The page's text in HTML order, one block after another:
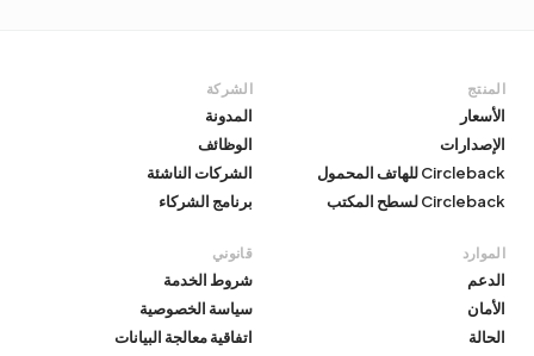
المنتج
الأسعار
الإصدارات
Circleback للهاتف المحمول
Circleback لسطح المكتب
الشركة
المدونة
الوظائف
الشركات الناشئة
برنامج الشركاء
الموارد
الدعم
الأمان
الحالة
قانوني
شروط الخدمة
سياسة الخصوصية
اتفاقية معالجة البيانات